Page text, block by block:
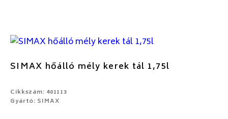
SIMAX hőálló mély kerek tál 1,75l
Cikkszám: 401113
Gyártó: SIMAX